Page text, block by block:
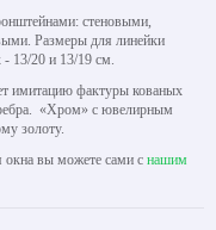
стеновыми,
Размеры для линейки
13/20 и 13/19 см.
имитацию фактуры кованых
«Хром» с ювелирным
золоту.
окна вы можете сами с нашим